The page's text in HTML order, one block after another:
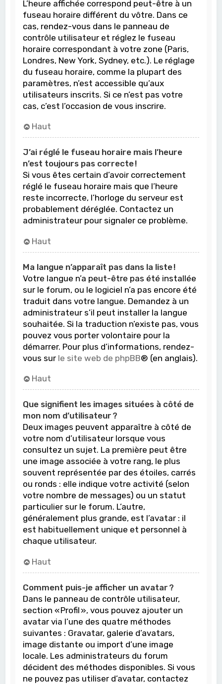
L’heure affichée correspond peut-être à un
fuseau horaire différent du vôtre. Dans ce
cas, rendez-vous dans le panneau de
contrôle utilisateur et réglez le fuseau
horaire correspondant à votre zone (Paris,
Londres, New York, Sydney, etc.). Le réglage
du fuseau horaire, comme la plupart des
paramètres, n’est accessible qu’aux
utilisateurs inscrits. Si ce n’est pas votre
cas, c’est l’occasion de vous inscrire.
Haut
J’ai réglé le fuseau horaire mais l’heure
n’est toujours pas correcte !
Si vous êtes certain d’avoir correctement
réglé le fuseau horaire mais que l’heure
reste incorrecte, l’horloge du serveur est
probablement déréglée. Contactez un
administrateur pour signaler ce problème.
Haut
Ma langue n’apparaît pas dans la liste !
Votre langue n’a peut-être pas été installée
sur le forum, ou le logiciel n’a pas encore été
traduit dans votre langue. Demandez à un
administrateur s’il peut installer la langue
souhaitée. Si la traduction n’existe pas, vous
pouvez vous porter volontaire pour la
démarrer. Pour plus d’informations, rendez-
vous sur le site web de phpBB® (en anglais).
Haut
Que signifient les images situées à côté de
mon nom d’utilisateur ?
Deux images peuvent apparaître à côté de
votre nom d’utilisateur lorsque vous
consultez un sujet. La première peut être
une image associée à votre rang, le plus
souvent représentée par des étoiles, carrés
ou ronds : elle indique votre activité (selon
votre nombre de messages) ou un statut
particulier sur le forum. L’autre,
généralement plus grande, est l’avatar : il
est habituellement unique et personnel à
chaque utilisateur.
Haut
Comment puis-je afficher un avatar ?
Dans le panneau de contrôle utilisateur,
section « Profil », vous pouvez ajouter un
avatar via l’une des quatre méthodes
suivantes : Gravatar, galerie d’avatars,
image distante ou import d’une image
locale. Les administrateurs du forum
décident des méthodes disponibles. Si vous
ne pouvez pas utiliser d’avatar, contactez